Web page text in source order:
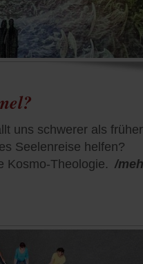
uns schwerer als
Seelenreise helfen?
Kosmo-Theologie. /